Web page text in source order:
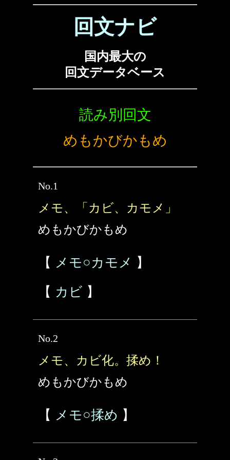
回文ナビ
国内最大の
回文データベース
読み別回文
めもかびかもめ
No.1
メモ、「カビ、カモメ」
めもかびかもめ
【 メモ○カモメ
】
【 カビ 】
No.2
メモ、カビ化。揉め！
めもかびかもめ
【 メモ○揉め 】